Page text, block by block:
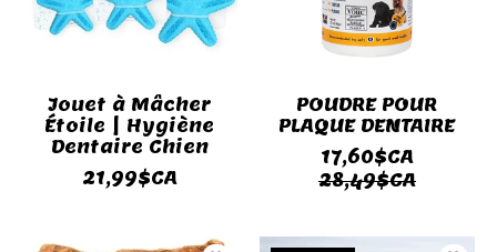
Jouet à Mâcher
Étoile | Hygiène
Dentaire Chien
21,99$CA
POUDRE POUR
PLAQUE DENTAIRE
17,60$CA
28,49$CA